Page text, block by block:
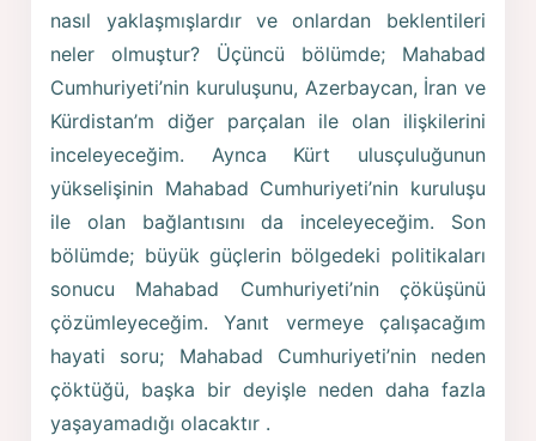
nasıl yaklaşmışlardır ve onlardan beklentileri
neler olmuştur? Üçüncü bölümde; Mahabad
Cumhuriyeti’nin kuruluşunu, Azerbaycan, İran ve
Kürdistan’m diğer parçalan ile olan ilişkilerini
inceleyeceğim. Aynca Kürt ulusçuluğunun
yükselişinin Mahabad Cumhuriyeti’nin kuruluşu
ile olan bağlantısını da inceleyeceğim. Son
bölümde; büyük güçlerin bölgedeki politikaları
sonucu Mahabad Cumhuriyeti’nin çöküşünü
çözümleyeceğim. Yanıt vermeye çalışacağım
hayati soru; Mahabad Cumhuriyeti’nin neden
çöktüğü, başka bir deyişle neden daha fazla
yaşayamadığı olacaktır .